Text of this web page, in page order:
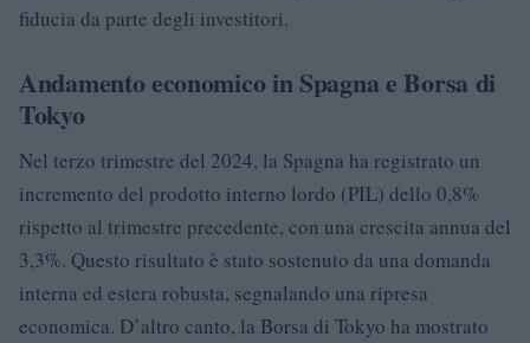
fiducia da parte degli investitori.
Andamento economico in Spagna e Borsa di
Tokyo
Nel terzo trimestre del 2024, la Spagna ha registrato un
incremento del prodotto interno lordo (PIL) dello 0,8%
rispetto al trimestre precedente, con una crescita annua del
3,3%. Questo risultato è stato sostenuto da una domanda
interna ed estera robusta, segnalando una ripresa
economica. D’altro canto, la Borsa di Tokyo ha mostrato